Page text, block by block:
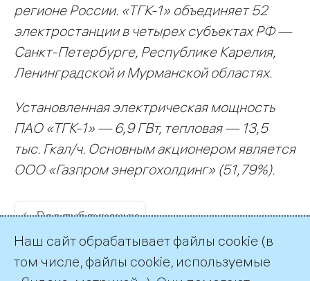
регионе России. «ТГК-1» объединяет 52
электростанции в четырех субъектах РФ —
Санкт-Петербурге, Республике Карелия,
Ленинградской и Мурманской областях.
Установленная электрическая мощность
ПАО «ТГК-1» — 6,9 ГВт, тепловая — 13,5
тыс. Гкал/ч. Основным акционером является
ООО «Газпром энергохолдинг» (51,79%).
← Все публикации
Наш сайт обрабатывает файлы cookie (в
том числе, файлы cookie, используемые